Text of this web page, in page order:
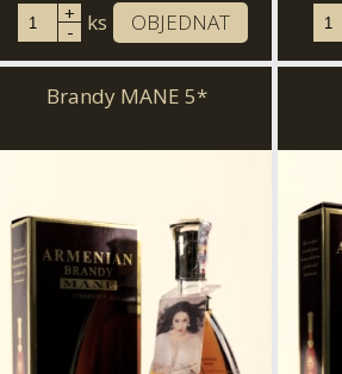
+
- ks OBJEDNAT
Brandy MANE 5*